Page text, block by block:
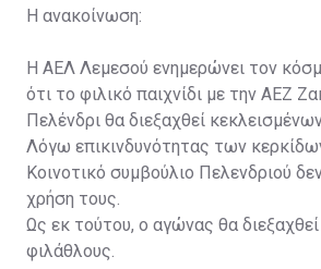
Η ανακοίνωση:
Η ΑΕΛ Λεμεσού ενημερώνει τον
ότι το φιλικό παιχνίδι με την ΑΕΖ
Πελένδρι θα διεξαχθεί
Λόγω επικινδυνότητας των
Κοινοτικό συμβούλιο Πελενδριού
χρήση τους.
Ως εκ τούτου, ο αγώνας θα
φιλάθλους.